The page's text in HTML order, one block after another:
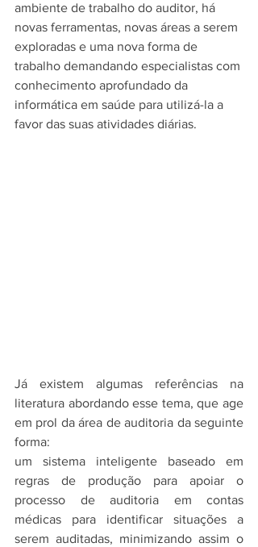
ambiente de trabalho do auditor, há
novas ferramentas, novas áreas a serem
exploradas e uma nova forma de
trabalho demandando especialistas com
conhecimento aprofundado da
informática em saúde para utilizá-la a
favor das suas atividades diárias.
Já existem algumas referências na
literatura abordando esse tema, que age
em prol da área de auditoria da seguinte
forma:
um sistema inteligente baseado em
regras de produção para apoiar o
processo de auditoria em contas
médicas para identificar situações a
serem auditadas, minimizando assim o